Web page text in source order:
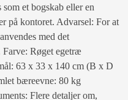
et bogskab eller en
på kontoret. Advarsel: For at
med det
Røget egetræ
63 x 33 x 140 cm (B x D
bæreevne: 80 kg
Flere detaljer om,